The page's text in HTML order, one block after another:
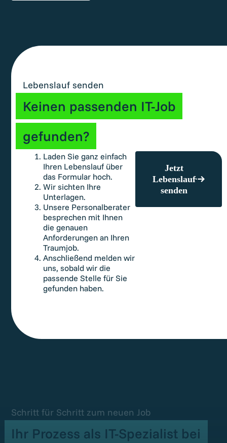
Lebenslauf senden
Keinen passenden IT-Job
gefunden?
Laden Sie ganz einfach
Ihren Lebenslauf über
das Formular hoch.
Wir sichten Ihre
Unterlagen.
Unsere Personalberater
besprechen mit Ihnen
die genauen
Anforderungen an Ihren
Traumjob.
Anschließend melden wir
uns, sobald wir die
passende Stelle für Sie
gefunden haben.
Jetzt
Lebenslauf
senden
Schritt für Schritt zum neuen Job
Ihr Prozess als IT-Spezialist bei